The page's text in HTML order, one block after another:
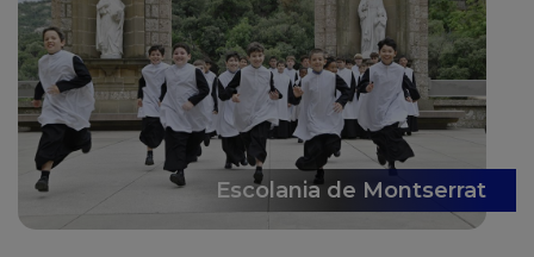
Escolania de Montserrat